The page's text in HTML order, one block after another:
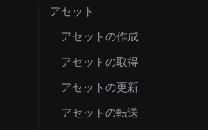
アセット
アセットの作成
アセットの取得
アセットの更新
アセットの転送